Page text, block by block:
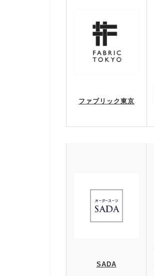
ファブリック東京
SADA